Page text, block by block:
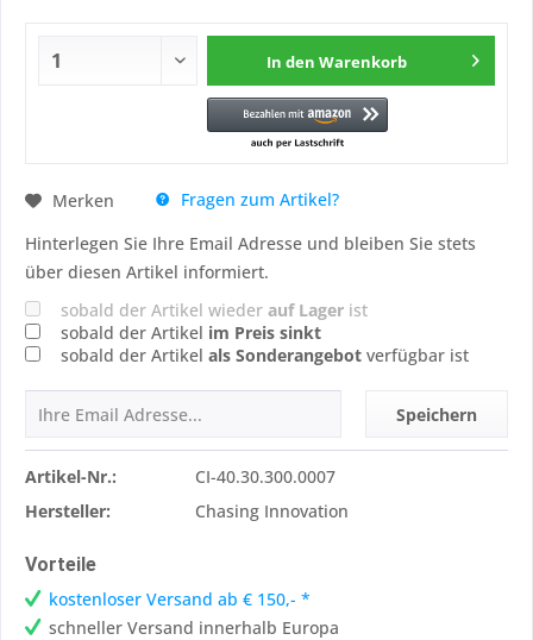
In den Warenkorb
Merken
Fragen zum Artikel?
Hinterlegen Sie Ihre Email Adresse und bleiben Sie stets
über diesen Artikel informiert.
sobald der Artikel wieder auf Lager ist
sobald der Artikel im Preis sinkt
sobald der Artikel als Sonderangebot verfügbar ist
Speichern
Artikel-Nr.:
CI-40.30.300.0007
Hersteller:
Chasing Innovation
Vorteile
kostenloser Versand ab € 150,- *
schneller Versand innerhalb Europa